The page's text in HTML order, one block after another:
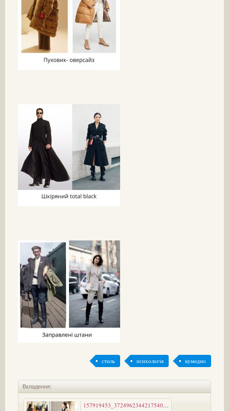
стиль психологія кумедно
Вкладення:
157919453_3724962344217540_4047906832871361951_o.jpg